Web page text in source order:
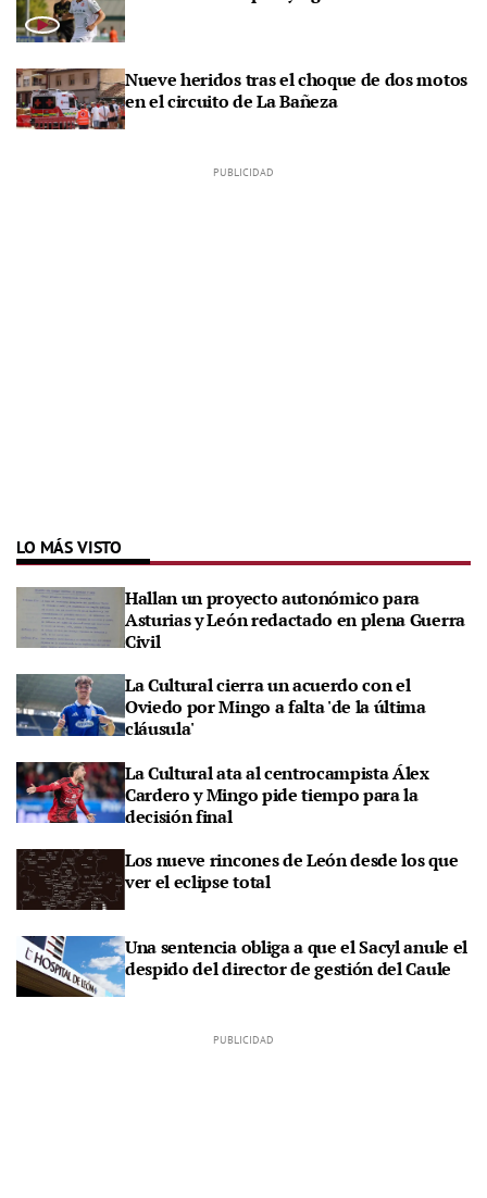
Nueve heridos tras el choque de dos motos
en el circuito de La Bañeza
LO MÁS VISTO
Hallan un proyecto autonómico para
Asturias y León redactado en plena Guerra
Civil
La Cultural cierra un acuerdo con el
Oviedo por Mingo a falta 'de la última
cláusula'
La Cultural ata al centrocampista Álex
Cardero y Mingo pide tiempo para la
decisión final
Los nueve rincones de León desde los que
ver el eclipse total
Una sentencia obliga a que el Sacyl anule el
despido del director de gestión del Caule